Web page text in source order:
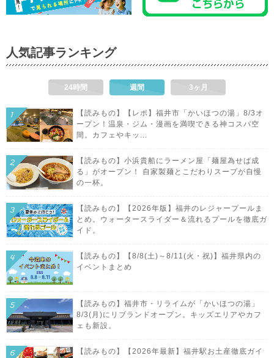
人気記事ランキング
24時間 週間 3ヶ月
【読みもの】【レポ】福井市「かいほつの湯」8/3オ
ープン！温泉・ジム・漫画を満喫できる神コスパ空
間。カフェやキッ...
【読みもの】小浜貴船にラーメン屋「麺屋為せば成
る」がオープン！ 自家製麺とこだわりスープが自慢
の一杯。
【読みもの】【2026年版】福井のレジャープールま
とめ。ウォータースライダー＆流れるプールを徹底ガ
イド。
【読みもの】【8/8(土)～8/11(火・祝)】福井県内の
イベントまとめ
【読みもの】福井市・リライムが「かいほつの湯」
8/3(月)にリブランドオープン。キッズエリアやカフ
ェも新設。
【読みもの】【2026年最新】福井駅お土産徹底ガイ